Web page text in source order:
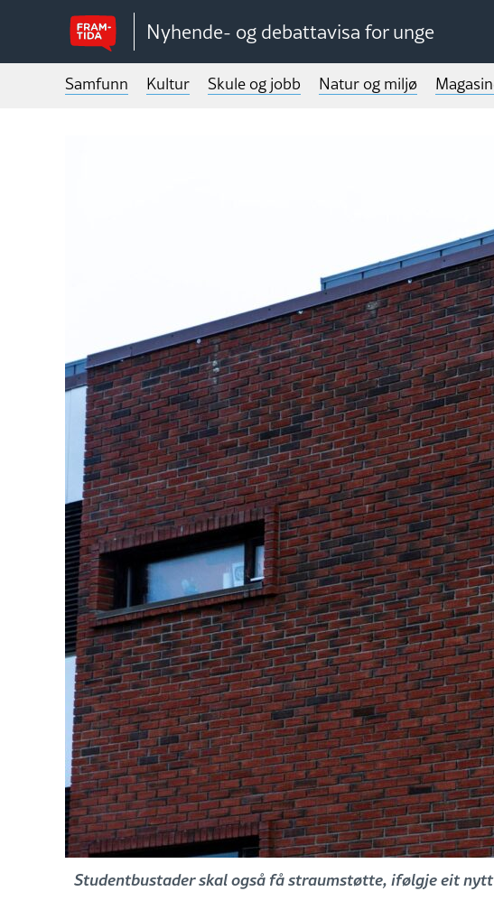
Nyhende- og debattavisa for unge
Samfunn Kultur Skule og jobb Natur og miljø
Studentbustader skal også få straumstøtte, ifølgje eit